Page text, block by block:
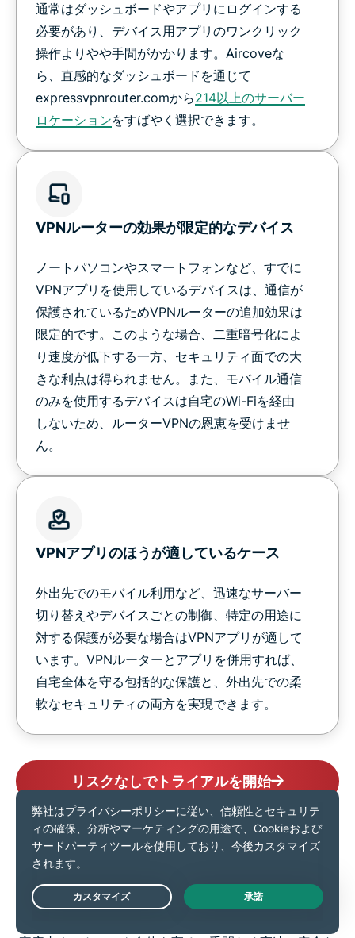
通常はダッシュボードやアプリにログインする
必要があり、デバイス用アプリのワンクリック
操作よりやや手間がかかります。Aircoveな
ら、直感的なダッシュボードを通じて
expressvpnrouter.comから214以上のサーバー
ロケーションをすばやく選択できます。
VPNルーターの効果が限定的なデバイス
ノートパソコンやスマートフォンなど、すでに
VPNアプリを使用しているデバイスは、通信が
保護されているためVPNルーターの追加効果は
限定的です。このような場合、二重暗号化によ
り速度が低下する一方、セキュリティ面での大
きな利点は得られません。また、モバイル通信
のみを使用するデバイスは自宅のWi-Fiを経由
しないため、ルーターVPNの恩恵を受けませ
ん。
VPNアプリのほうが適しているケース
外出先でのモバイル利用など、迅速なサーバー
切り替えやデバイスごとの制御、特定の用途に
対する保護が必要な場合はVPNアプリが適して
います。VPNルーターとアプリを併用すれば、
自宅全体を守る包括的な保護と、外出先での柔
軟なセキュリティの両方を実現できます。
リスクなしでトライアルを開始
Aircoveの紹介：VPNルー
ターの未来
Live Chat